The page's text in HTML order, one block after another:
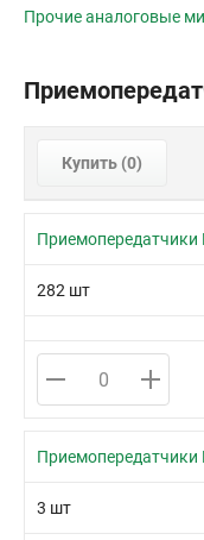
Прочие аналоговые
Купить (0)
Приемопередатчики
282 шт
Приемопередатчики
3 шт